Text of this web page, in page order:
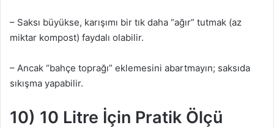
– Saksı büyükse, karışımı bir tık daha “ağır” tutmak (az
miktar kompost) faydalı olabilir.
– Ancak “bahçe toprağı” eklemesini abartmayın; saksıda
sıkışma yapabilir.
10) 10 Litre İçin Pratik Ölçü